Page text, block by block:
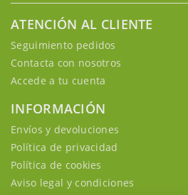
ATENCIÓN AL CLIENTE
Seguimiento pedidos
Contacta con nosotros
Accede a tu cuenta
INFORMACIÓN
Envíos y devoluciones
Política de privacidad
Política de cookies
Aviso legal y condiciones